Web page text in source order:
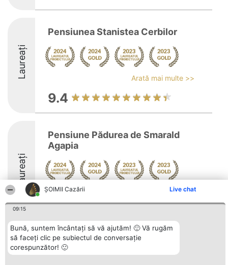
ȘOIMII Cazării Live chat
09:15
Bună, suntem încântați să vă ajutăm! 🙂 Vă rugăm
să faceți clic pe subiectul de conversație
corespunzător! 🙂
Laureați
Pensiunea Stanistea Cerbilor
Arată mai multe >>
9.4
Laureați
Pensiune Pădurea de Smarald
Agapia
Arată mai multe >>
Organizator Ranking
BRIGHT SOLUTIONS BR SRL
Câștigătorii
Contact